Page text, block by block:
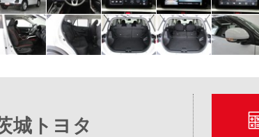
城トヨタ